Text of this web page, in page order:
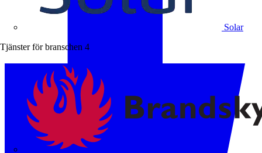
Solar
Tjänster för branschen 4